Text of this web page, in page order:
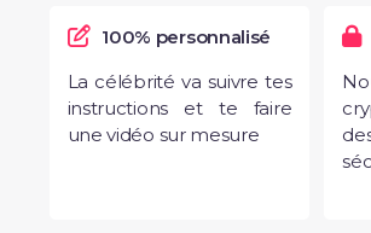
100% personnalisé
La célébrité va suivre tes
instructions et te faire
une vidéo sur mesure